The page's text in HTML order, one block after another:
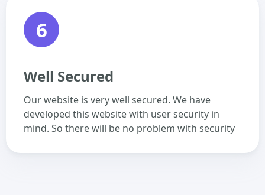
6
Well Secured
Our website is very well secured. We have
developed this website with user security in
mind. So there will be no problem with security